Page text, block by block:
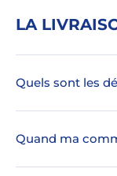
LA
Quels sont les
Quand ma